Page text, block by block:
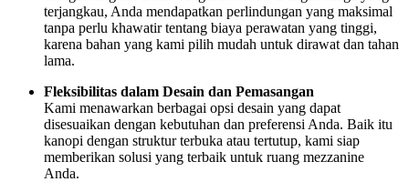
terjangkau, Anda mendapatkan perlindungan yang maksimal
tanpa perlu khawatir tentang biaya perawatan yang tinggi,
karena bahan yang kami pilih mudah untuk dirawat dan tahan
lama.
Fleksibilitas dalam Desain dan Pemasangan
Kami menawarkan berbagai opsi desain yang dapat
disesuaikan dengan kebutuhan dan preferensi Anda. Baik itu
kanopi dengan struktur terbuka atau tertutup, kami siap
memberikan solusi yang terbaik untuk ruang mezzanine
Anda.